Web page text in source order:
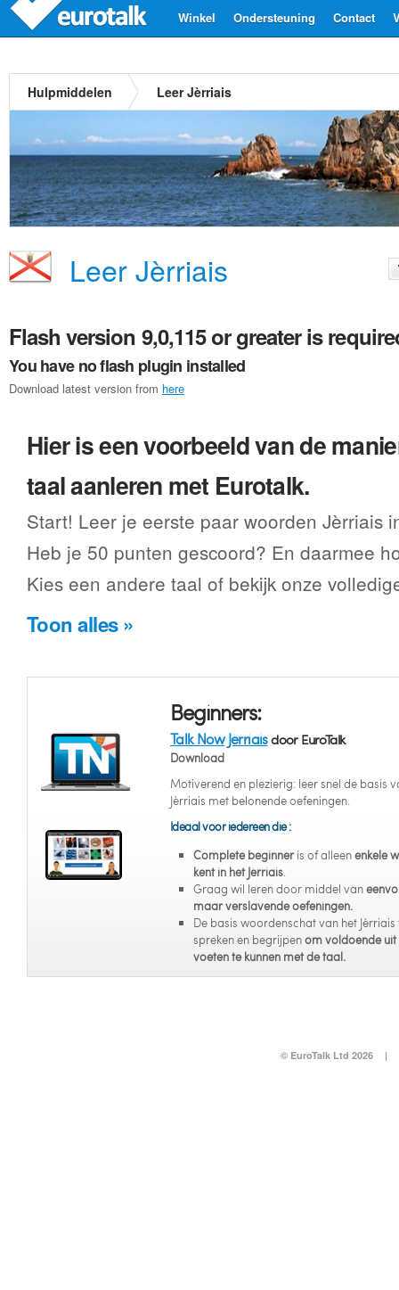
Contact
Ondersteuning
Winkel
Hulpmiddelen Leer Jèrriais
Leer Jèrriais
Flash version 9,0,115 or greater is
You have no flash plugin installed
Download latest version from here
Hier is een voorbeeld van de
taal aanleren met Eurotalk.
Start! Leer je eerste paar woorden Jèrriais
Heb je 50 punten gescoord? En daarmee
Kies een andere taal of bekijk onze
Toon alles »
Beginners:
Talk Now Jèrriaisdoor EuroTalk
Download
Motiverend en plezierig: leer snel de basis
Jèrriais met belonende oefeningen.
Ideaal voor iedereen die :
Complete beginner is of alleenenkele
kent in het Jèrriais.
Graag wil leren door middel van
maar verslavende oefeningen.
De basis woordenschat van het Jèrriais
spreken en begrijpenom voldoende uit
voeten te kunnen met de taal.
© EuroTalk Ltd 2026 |